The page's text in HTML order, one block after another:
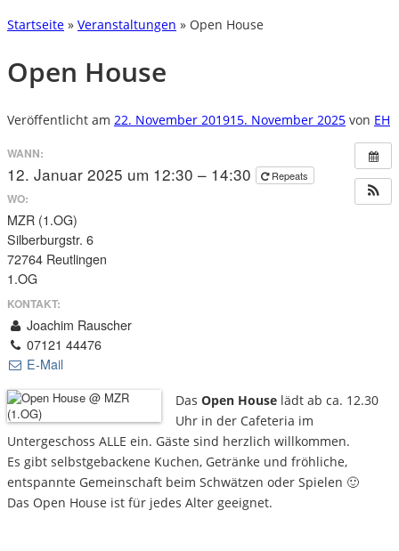
Startseite » Veranstaltungen » Open House
Open House
Veröffentlicht am 22. November 201915. November 2025 von EH
WANN:
12. Januar 2025 um 12:30 – 14:30 Repeats
WO:
MZR (1.OG)
Silberburgstr. 6
72764 Reutlingen
1.OG
KONTAKT:
Joachim Rauscher
07121 44476
E-Mail
Das Open Houselädt ab ca. 12.30
Uhr in der Cafeteria im
Untergeschoss ALLE ein. Gäste sind herzlich willkommen.
Es gibt selbstgebackene Kuchen, Getränke und fröhliche,
entspannte Gemeinschaft beim Schwätzen oder Spielen 🙂
Das Open House ist für jedes Alter geeignet.